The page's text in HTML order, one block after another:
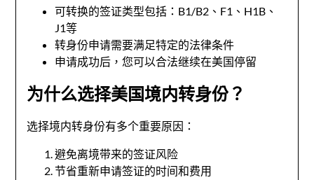
可转换的签证类型包括：B1/B2、F1、H1B、
J1等
转身份申请需要满足特定的法律条件
申请成功后，您可以合法继续在美国停留
为什么选择美国境内转身份？
选择境内转身份有多个重要原因：
避免离境带来的签证风险
节省重新申请签证的时间和费用